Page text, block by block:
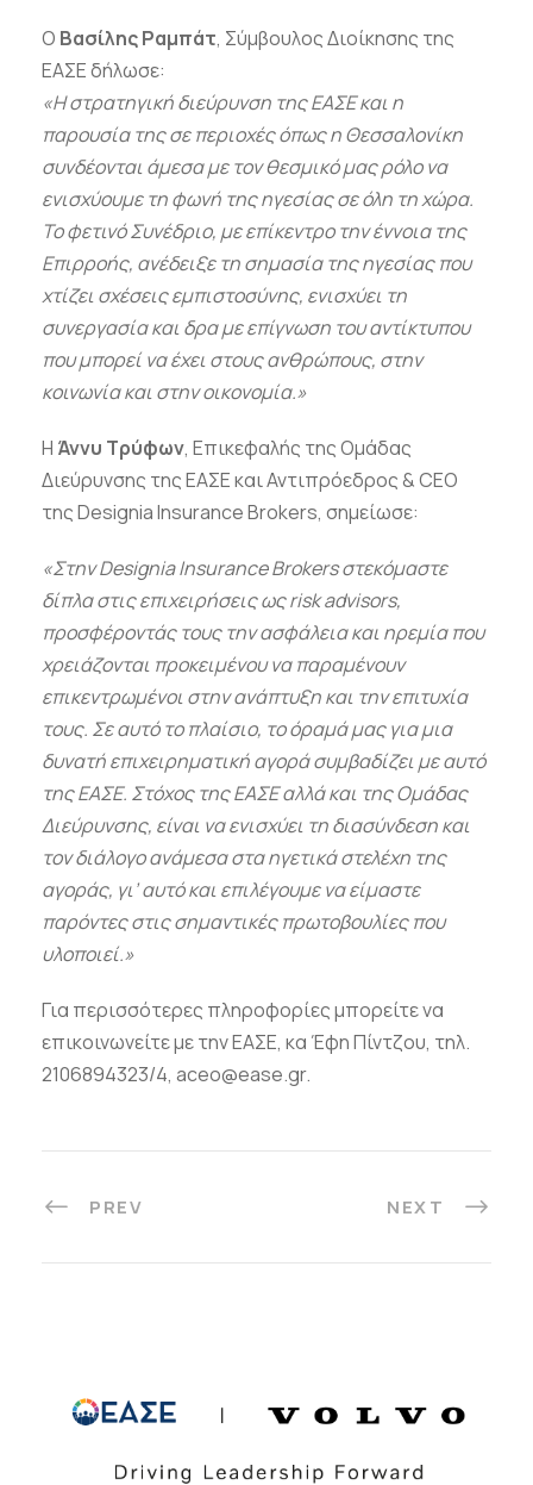
Ο Βασίλης Ραμπάτ, Σύμβουλος Διοίκησης της
ΕΑΣΕ δήλωσε:
«Η στρατηγική διεύρυνση της ΕΑΣΕ και η
παρουσία της σε περιοχές όπως η Θεσσαλονίκη
συνδέονται άμεσα με τον θεσμικό μας ρόλο να
ενισχύουμε τη φωνή της ηγεσίας σε όλη τη χώρα.
Το φετινό Συνέδριο, με επίκεντρο την έννοια της
Επιρροής, ανέδειξε τη σημασία της ηγεσίας που
χτίζει σχέσεις εμπιστοσύνης, ενισχύει τη
συνεργασία και δρα με επίγνωση του αντίκτυπου
που μπορεί να έχει στους ανθρώπους, στην
κοινωνία και στην οικονομία.»
Η Άννυ Τρύφων, Επικεφαλής της Ομάδας
Διεύρυνσης της ΕΑΣΕ και Αντιπρόεδρος & CEO
της Designia Insurance Brokers, σημείωσε:
«ΣτηνDesigniaInsuranceBrokersστεκόμαστε
δίπλα στις επιχειρήσεις ωςriskadvisors,
προσφέροντάς τους την ασφάλεια και ηρεμία που
χρειάζονται προκειμένου να παραμένουν
επικεντρωμένοι στην ανάπτυξη και την επιτυχία
τους. Σε αυτό το πλαίσιο, το όραμά μας για μια
δυνατή επιχειρηματική αγορά συμβαδίζει με αυτό
της ΕΑΣΕ. Στόχος της ΕΑΣΕ αλλά και της Ομάδας
Διεύρυνσης, είναι να ενισχύει τη διασύνδεση και
τον διάλογο ανάμεσα στα ηγετικά στελέχη της
αγοράς, γι’ αυτό και επιλέγουμε να είμαστε
παρόντες στις σημαντικές πρωτοβουλίες που
υλοποιεί.»
Για περισσότερες πληροφορίες μπορείτε να
επικοινωνείτε με την ΕΑΣΕ, κα Έφη Πίντζου, τηλ.
2106894323/4, aceo@ease.gr.
PREV NEXT